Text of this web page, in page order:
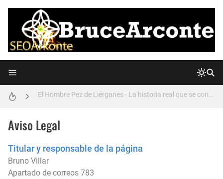
La Manipulación de los medios de comunicación (La Guerra de los Mundos de Orson Welles)
El Hombre Pez de Liérganes - La historia real que se convirtió en leyenda.
La verdad sobre el OVNI EXTRATERRESTRE de Mussolini de 1933
El NECRONOMICÓN de H.P. Lovecraft - ¿Es un libro real?
Aviso Legal
Titular y responsable de la página
Bruno Villar
Apartado de correos 783